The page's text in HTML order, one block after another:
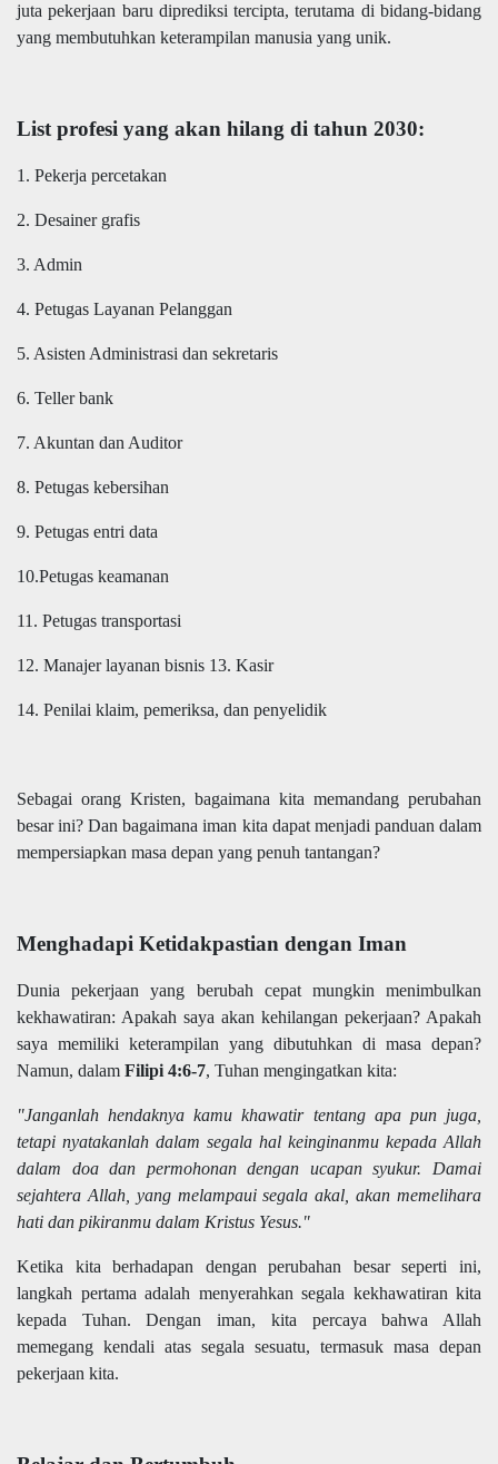
juta pekerjaan baru diprediksi tercipta, terutama di bidang-bidang
yang membutuhkan keterampilan manusia yang unik.
List profesi yang akan hilang di tahun 2030:
1. Pekerja percetakan
2. Desainer grafis
3. Admin
4. Petugas Layanan Pelanggan
5. Asisten Administrasi dan sekretaris
6. Teller bank
7. Akuntan dan Auditor
8. Petugas kebersihan
9. Petugas entri data
10.Petugas keamanan
11. Petugas transportasi
12. Manajer layanan bisnis 13. Kasir
14. Penilai klaim, pemeriksa, dan penyelidik
Sebagai orang Kristen, bagaimana kita memandang perubahan
besar ini? Dan bagaimana iman kita dapat menjadi panduan dalam
mempersiapkan masa depan yang penuh tantangan?
Menghadapi Ketidakpastian dengan Iman
Dunia pekerjaan yang berubah cepat mungkin menimbulkan
kekhawatiran: Apakah saya akan kehilangan pekerjaan? Apakah
saya memiliki keterampilan yang dibutuhkan di masa depan?
Namun, dalam Filipi 4:6-7, Tuhan mengingatkan kita:
"Janganlah hendaknya kamu khawatir tentang apa pun juga,
tetapi nyatakanlah dalam segala hal keinginanmu kepada Allah
dalam doa dan permohonan dengan ucapan syukur. Damai
sejahtera Allah, yang melampaui segala akal, akan memelihara
hati dan pikiranmu dalam Kristus Yesus."
Ketika kita berhadapan dengan perubahan besar seperti ini,
langkah pertama adalah menyerahkan segala kekhawatiran kita
kepada Tuhan. Dengan iman, kita percaya bahwa Allah
memegang kendali atas segala sesuatu, termasuk masa depan
pekerjaan kita.